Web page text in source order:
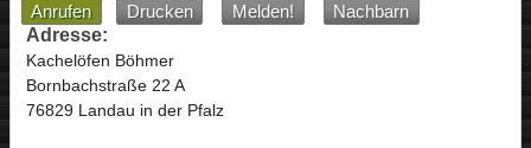
Anrufen Drucken Melden!
Nachbarn
Adresse:
Kachelöfen Böhmer
Bornbachstraße 22 A
76829 Landau in der Pfalz